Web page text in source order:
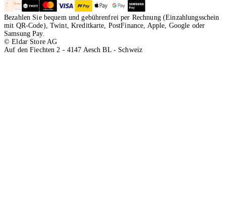
Bezahlen Sie bequem und gebührenfrei per Rechnung (Einzahlungsschein
mit QR-Code), Twint, Kreditkarte, PostFinance, Apple, Google oder
Samsung Pay.
© Eldar Store AG
Auf den Fiechten 2 - 4147 Aesch BL - Schweiz